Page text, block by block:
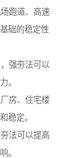
跑道、高速
础的稳定性
强夯法可以
。
房、住宅楼
稳定。
法可以提高
。